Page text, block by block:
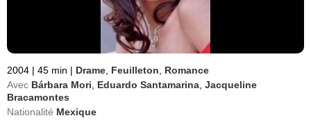
2004 | 45 min | Drame Feuilleton
Romance
Avec Bárbara Mori Eduardo Santamarina Jacqueline
Bracamontes
Nationalité Mexique